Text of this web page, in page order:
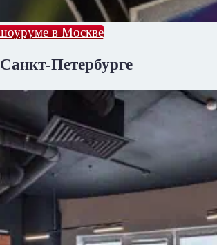
в Москве
Петербурге